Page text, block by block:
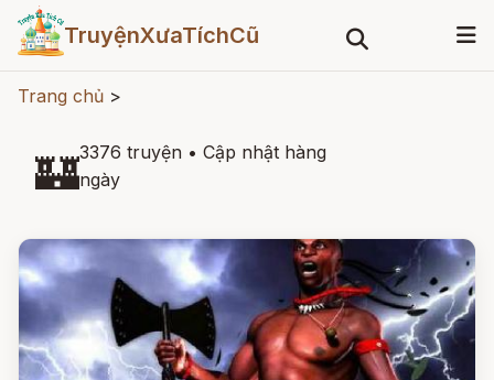
TruyệnXưaTíchCũ
Trang chủ >
🏰3376 truyện • Cập nhật hàng
ngày